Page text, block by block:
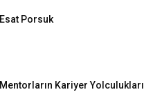
Esat Porsuk
Mentorların Kariyer Yolculukları